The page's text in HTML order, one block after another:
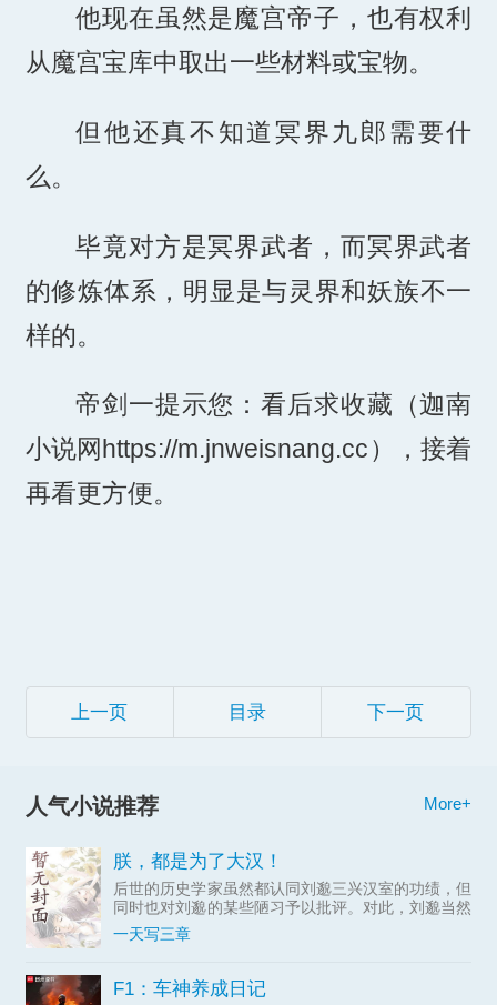
他现在虽然是魔宫帝子，也有权利
从魔宫宝库中取出一些材料或宝物。
但他还真不知道冥界九郎需要什
么。
毕竟对方是冥界武者，而冥界武者
的修炼体系，明显是与灵界和妖族不一
样的。
帝剑一提示您：看后求收藏（迦南
小说网https://m.jnweisnang.cc），接着
再看更方便。
上一页 目录 下一页
人气小说推荐 More+
朕，都是为了大汉！
后世的历史学家虽然都认同刘邈三兴汉室的功绩，但
同时也对刘邈的某些陋习予以批评。对此，刘邈当然
有话要...
一天写三章
F1：车神养成日记